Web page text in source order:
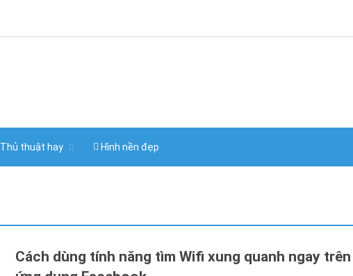
Thủ thuật hay Hình nền đẹp
Cách dùng tính năng tìm Wifi xung quanh ngay trên